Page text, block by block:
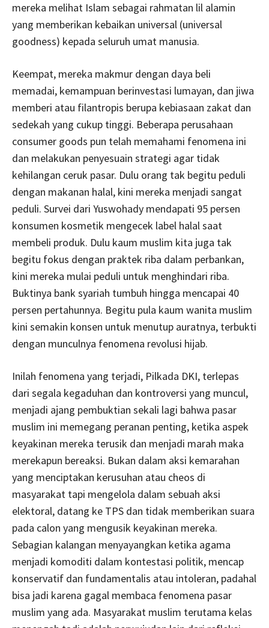
mereka melihat Islam sebagai rahmatan lil alamin
yang memberikan kebaikan universal (universal
goodness) kepada seluruh umat manusia.
Keempat, mereka makmur dengan daya beli
memadai, kemampuan berinvestasi lumayan, dan jiwa
memberi atau filantropis berupa kebiasaan zakat dan
sedekah yang cukup tinggi. Beberapa perusahaan
consumer goods pun telah memahami fenomena ini
dan melakukan penyesuain strategi agar tidak
kehilangan ceruk pasar. Dulu orang tak begitu peduli
dengan makanan halal, kini mereka menjadi sangat
peduli. Survei dari Yuswohady mendapati 95 persen
konsumen kosmetik mengecek label halal saat
membeli produk. Dulu kaum muslim kita juga tak
begitu fokus dengan praktek riba dalam perbankan,
kini mereka mulai peduli untuk menghindari riba.
Buktinya bank syariah tumbuh hingga mencapai 40
persen pertahunnya. Begitu pula kaum wanita muslim
kini semakin konsen untuk menutup auratnya, terbukti
dengan munculnya fenomena revolusi hijab.
Inilah fenomena yang terjadi, Pilkada DKI, terlepas
dari segala kegaduhan dan kontroversi yang muncul,
menjadi ajang pembuktian sekali lagi bahwa pasar
muslim ini memegang peranan penting, ketika aspek
keyakinan mereka terusik dan menjadi marah maka
merekapun bereaksi. Bukan dalam aksi kemarahan
yang menciptakan kerusuhan atau cheos di
masyarakat tapi mengelola dalam sebuah aksi
elektoral, datang ke TPS dan tidak memberikan suara
pada calon yang mengusik keyakinan mereka.
Sebagian kalangan menyayangkan ketika agama
menjadi komoditi dalam kontestasi politik, mencap
konservatif dan fundamentalis atau intoleran, padahal
bisa jadi karena gagal membaca fenomena pasar
muslim yang ada. Masyarakat muslim terutama kelas